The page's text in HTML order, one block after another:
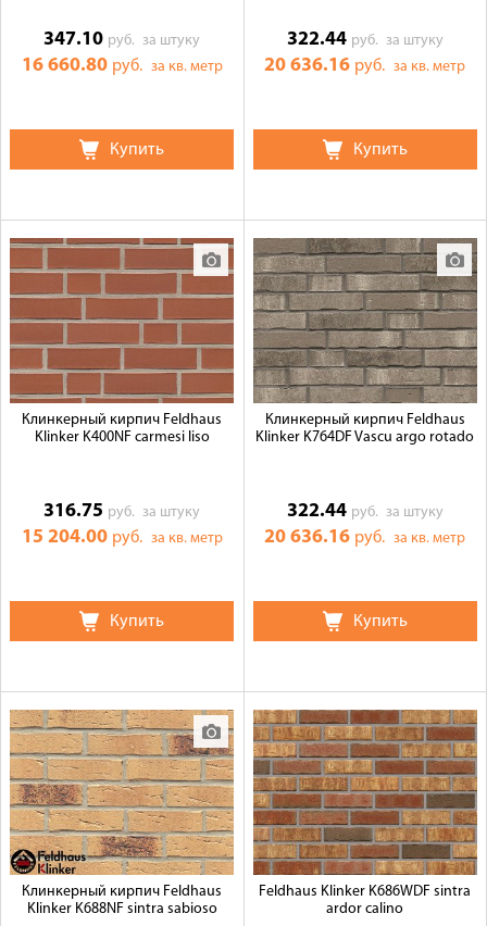
347.10 руб.за штуку
16 660.80 руб. за кв. метр
Купить
322.44 руб. за штуку
20 636.16 руб.за кв. метр
Купить
Клинкерный кирпич Feldhaus
Klinker K400NF carmesi liso
316.75 руб.за штуку
15 204.00 руб. за кв. метр
Купить
Клинкерный кирпич Feldhaus
Klinker K764DF Vascu argo rotado
322.44 руб. за штуку
20 636.16 руб.за кв. метр
Купить
Клинкерный кирпич Feldhaus
Klinker K688NF sintra sabioso
Feldhaus Klinker K686WDF sintra
ardor calino